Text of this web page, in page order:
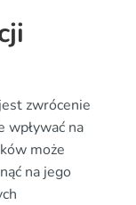
zwrócenie
wpływać na
może
na jego